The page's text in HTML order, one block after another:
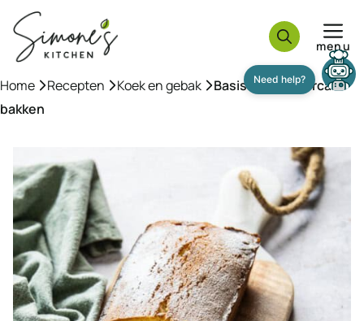
naar
inhoud
menu
Home »Recepten »Koek en gebak »Basis roombotercake
bakken
Need help?